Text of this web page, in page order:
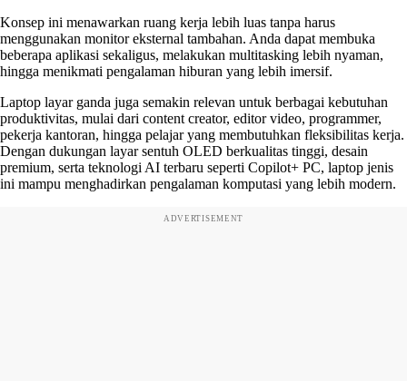
Konsep ini menawarkan ruang kerja lebih luas tanpa harus
menggunakan monitor eksternal tambahan. Anda dapat membuka
beberapa aplikasi sekaligus, melakukan multitasking lebih nyaman,
hingga menikmati pengalaman hiburan yang lebih imersif.
Laptop layar ganda juga semakin relevan untuk berbagai kebutuhan
produktivitas, mulai dari content creator, editor video, programmer,
pekerja kantoran, hingga pelajar yang membutuhkan fleksibilitas kerja.
Dengan dukungan layar sentuh OLED berkualitas tinggi, desain
premium, serta teknologi AI terbaru seperti Copilot+ PC, laptop jenis
ini mampu menghadirkan pengalaman komputasi yang lebih modern.
ADVERTISEMENT